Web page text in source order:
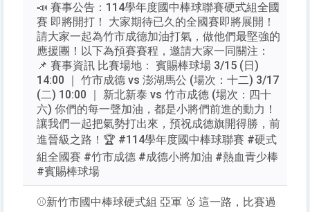
Enter
📣 賽事公告：114學年度國中棒球聯賽硬式組全國
賽 即將開打！ 大家期待已久的全國賽即將展開！
請大家一起為竹市成德加油打氣，做他們最堅強的
應援團！以下為預賽賽程，邀請大家一同關注：
📌 賽事資訊 比賽場地： 賓賜棒球場 3/15 (日)
14:00 ｜ 竹市成德 vs 澎湖馬公 (場次：十二) 3/17
(二) 10:00 ｜ 新北新泰 vs 竹市成德 (場次：四十
六) 你們的每一聲加油，都是小將們前進的動力！
讓我們一起把氣勢打出來，預祝成德旗開得勝，前
進晉級之路！🏆 #114學年度國中棒球聯賽 #硬式
組全國賽 #竹市成德 #成德小將加油 #熱血青少棒
#賓賜棒球場
⚾新竹市國中棒球硬式組 亞軍 🥈 這一路，比賽過